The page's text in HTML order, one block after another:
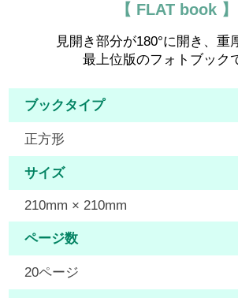
【 FLAT book 】
見開き部分が180°に開き、重
最上位版のフォトブック
ブックタイプ
正方形
サイズ
210mm × 210mm
ページ数
20ページ